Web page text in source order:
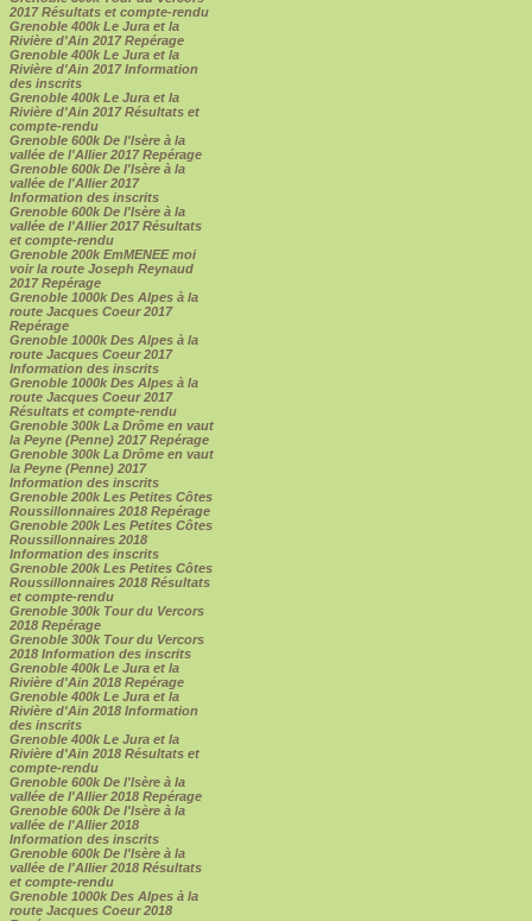
2017 Résultats et compte-rendu
Grenoble 400k Le Jura et la
Rivière d'Ain 2017 Repérage
Grenoble 400k Le Jura et la
Rivière d'Ain 2017 Information
des inscrits
Grenoble 400k Le Jura et la
Rivière d'Ain 2017 Résultats et
compte-rendu
Grenoble 600k De l'Isère à la
vallée de l'Allier 2017 Repérage
Grenoble 600k De l'Isère à la
vallée de l'Allier 2017
Information des inscrits
Grenoble 600k De l'Isère à la
vallée de l'Allier 2017 Résultats
et compte-rendu
Grenoble 200k EmMENEE moi
voir la route Joseph Reynaud
2017 Repérage
Grenoble 1000k Des Alpes à la
route Jacques Coeur 2017
Repérage
Grenoble 1000k Des Alpes à la
route Jacques Coeur 2017
Information des inscrits
Grenoble 1000k Des Alpes à la
route Jacques Coeur 2017
Résultats et compte-rendu
Grenoble 300k La Drôme en vaut
la Peyne (Penne) 2017 Repérage
Grenoble 300k La Drôme en vaut
la Peyne (Penne) 2017
Information des inscrits
Grenoble 200k Les Petites Côtes
Roussillonnaires 2018 Repérage
Grenoble 200k Les Petites Côtes
Roussillonnaires 2018
Information des inscrits
Grenoble 200k Les Petites Côtes
Roussillonnaires 2018 Résultats
et compte-rendu
Grenoble 300k Tour du Vercors
2018 Repérage
Grenoble 300k Tour du Vercors
2018 Information des inscrits
Grenoble 400k Le Jura et la
Rivière d'Ain 2018 Repérage
Grenoble 400k Le Jura et la
Rivière d'Ain 2018 Information
des inscrits
Grenoble 400k Le Jura et la
Rivière d'Ain 2018 Résultats et
compte-rendu
Grenoble 600k De l'Isère à la
vallée de l'Allier 2018 Repérage
Grenoble 600k De l'Isère à la
vallée de l'Allier 2018
Information des inscrits
Grenoble 600k De l'Isère à la
vallée de l'Allier 2018 Résultats
et compte-rendu
Grenoble 1000k Des Alpes à la
route Jacques Coeur 2018